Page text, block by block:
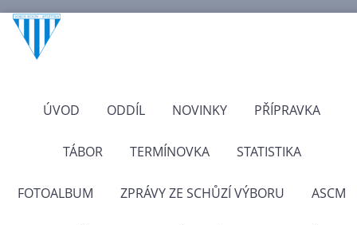
ÚVOD ODDÍL NOVINKY PŘÍPRAVKA
TÁBOR TERMÍNOVKA STATISTIKA
FOTOALBUM ZPRÁVY ZE SCHŮZÍ VÝBORU ASCM